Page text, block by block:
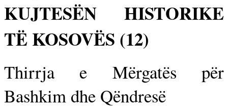
KUJTESËN HISTORIKE
TË KOSOVËS (12)
Thirrja e Mërgatës për
Bashkim dhe Qëndresë